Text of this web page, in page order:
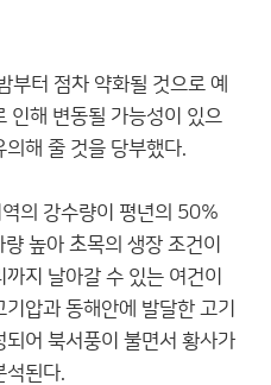
부터 점차 약화될 것으로 예
인해 변동될 가능성이 있으
해 줄 것을 당부했다.
의 강수량이 평년의 50%
높아 초목의 생장 조건이
지 날아갈 수 있는 여건이
압과 동해안에 발달한 고기
어 북서풍이 불면서 황사가
석된다.